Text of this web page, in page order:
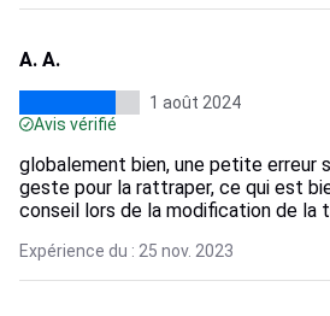
A. A.
1 août 2024
Avis vérifié
globalement bien, une petite erreur
geste pour la rattraper, ce qui est
conseil lors de la modification de la
Expérience du : 25 nov. 2023